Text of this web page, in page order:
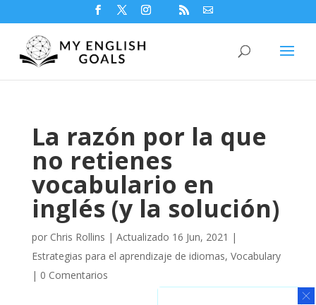
La razón por la que
no retienes
vocabulario en
inglés (y la solución)
por Chris Rollins | Actualizado 16 Jun, 2021 |
Estrategias para el aprendizaje de idiomas, Vocabulary
| 0 Comentarios